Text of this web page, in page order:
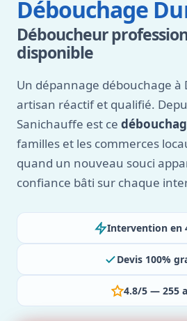
Débouchage
Déboucheur
disponible
Un dépannage débouchage à
artisan réactif et qualifié.
Sanichauffe est ce
familles et les commerces
quand un nouveau souci
confiance bâti sur chaque
Intervention en
Devis 100%
4.8/5 — 255